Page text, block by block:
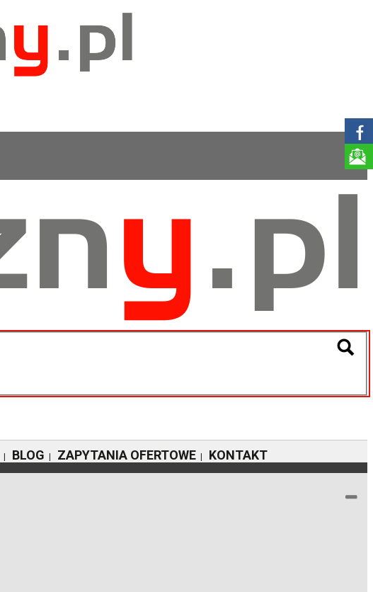
| BLOG | ZAPYTANIA OFERTOWE | KONTAKT